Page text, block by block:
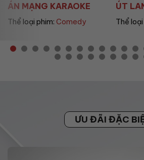
ÁN MẠNG KARAOKE
Thể loại phim: Comedy
ÚT
Thể
ƯU ĐÃI ĐẶC